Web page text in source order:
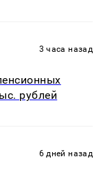
3 часа назад
рублей
6 дней назад